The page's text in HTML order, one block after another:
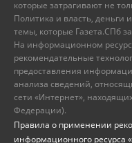
которые затрагивают не
Политика и власть, деньги
темы, которые Газета.СПб
На информационном
рекомендательные
предоставления
анализа сведений,
сети «Интернет»,
Федерации).
Правила о применении
информационного ресурса